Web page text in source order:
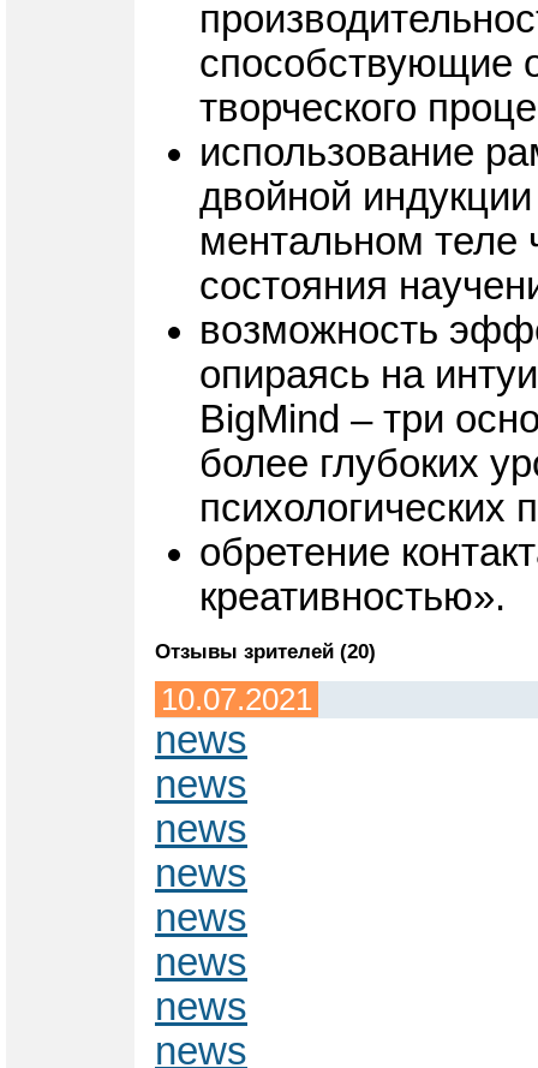
способствующие
творческого
использование
двойной
ментальном теле
состояния
возможность
опираясь на
BigMind – три
более глубоких
психологических
обретение
креативностью».
Отзывы зрителей (20)
10.07.2021
news
news
news
news
news
news
news
news